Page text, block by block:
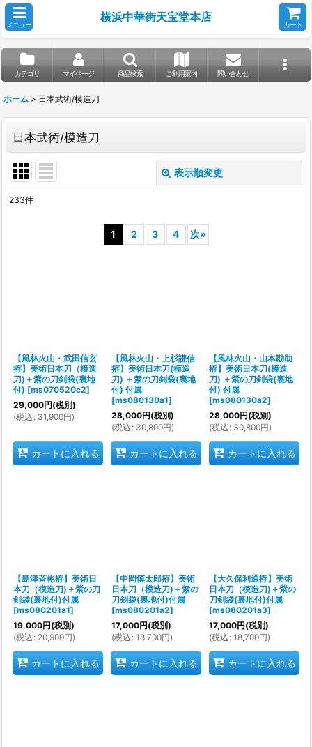
メニュー
横浜中華街天宝堂本店
カート
カテゴリ マイページ 商品検索 ご利用案内 問い合わせ
ホーム > 日本武術/模造刀
日本武術/模造刀
表示順変更
233件
1 2 3 4 次»
【風林火山・武田信玄
拵】美術日本刀（模造
刀)＋紫の刀剣袋(裏地
付) [ms070520c2]
29,000円(税別)
(税込 : 31,900円)
カートに入れる
【風林火山・上杉謙信
拵】美術日本刀(模造
刀) ＋紫の刀剣袋(裏地
付) 付属
[ms080130a1]
28,000円(税別)
(税込 : 30,800円)
カートに入れる
【風林火山・山本勘助
拵】美術日本刀(模造
刀) ＋紫の刀剣袋(裏地
付) 付属
[ms080130a2]
28,000円(税別)
(税込 : 30,800円)
カートに入れる
【島津斉彬拵】美術日
本刀（模造刀)＋紫の刀
剣袋(裏地付)付属
[ms080201a1]
19,000円(税別)
(税込 : 20,900円)
カートに入れる
【中岡慎太郎拵】美術
日本刀（模造刀)＋紫の
刀剣袋(裏地付)付属
[ms080201a2]
17,000円(税別)
(税込 : 18,700円)
カートに入れる
【大久保利通拵】美術
日本刀（模造刀)＋紫の
刀剣袋(裏地付)付属
[ms080201a3]
17,000円(税別)
(税込 : 18,700円)
カートに入れる